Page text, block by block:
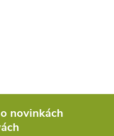
novinkách